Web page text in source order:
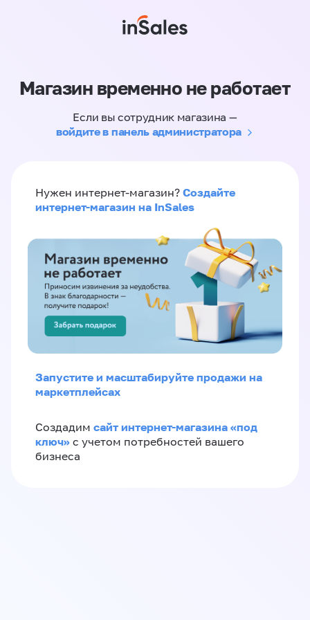
Магазин временно не работает
Если вы сотрудник магазина —
войдите в панель администратора
Нужен интернет-магазин? Создайте
интернет-магазин на InSales
Запустите и масштабируйте продажи на
маркетплейсах
Создадим сайт интернет-магазина «под
ключ» с учетом потребностей вашего
бизнеса